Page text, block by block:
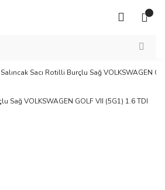
Salıncak Sacı Rotilli Burçlu Sağ VOLKSWAGEN